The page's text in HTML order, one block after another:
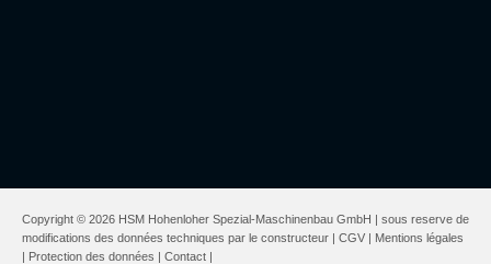
Copyright © 2026 HSM Hohenloher Spezial-Maschinenbau GmbH | sous reserve de
modifications des données techniques par le constructeur | CGV | Mentions légales
| Protection des données | Contact |